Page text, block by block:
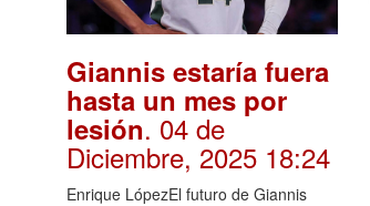
Giannis estaría fuera
hasta un mes por
lesión. 04 de
Diciembre, 2025 18:24
Enrique LópezEl futuro de Giannis